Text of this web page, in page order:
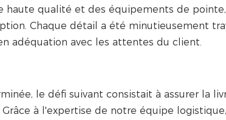
haute qualité et des équipements de
Chaque détail a été minutieusement
adéquation avec les attentes du client.
le défi suivant consistait à assurer la
à l'expertise de notre équipe